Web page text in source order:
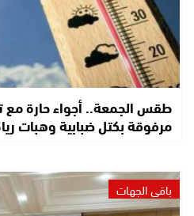
طقس الجمعة.. أجواء حارة
مرفوقة بكتل ضبابية وهبات
باقي الجهات